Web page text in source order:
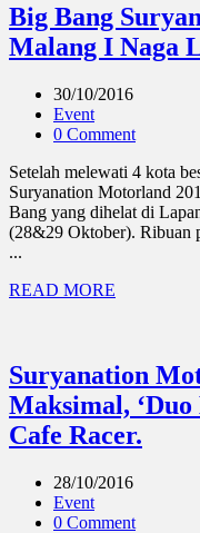
Big Bang
Malang I Naga
30/10/2016
Event
0 Comment
Setelah melewati 4 kota
Suryanation Motorland
Bang yang dihelat di
(28&29 Oktober). Ribuan
...
READ MORE
Suryanation
Maksimal,
Cafe Racer.
28/10/2016
Event
0 Comment